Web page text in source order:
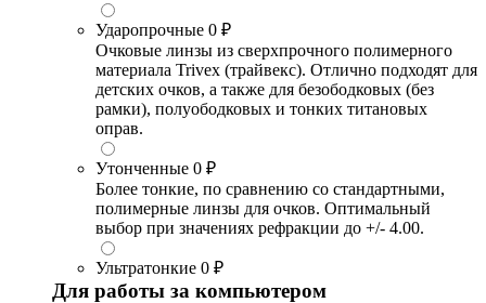
Ударопрочные 0 ₽
Очковые линзы из сверхпрочного полимерного
материала Trivex (трайвекс). Отлично подходят для
детских очков, а также для безободковых (без
рамки), полуободковых и тонких титановых
оправ.
Утонченные 0 ₽
Более тонкие, по сравнению со стандартными,
полимерные линзы для очков. Оптимальный
выбор при значениях рефракции до +/- 4.00.
Ультратонкие 0 ₽
Для работы за компьютером